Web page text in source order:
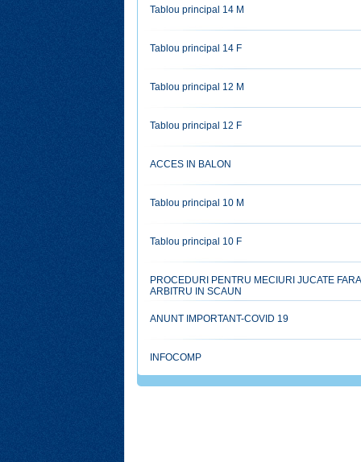
Tablou principal 14 M
Tablou principal 14 F
Tablou principal 12 M
Tablou principal 12 F
ACCES IN BALON
Tablou principal 10 M
Tablou principal 10 F
PROCEDURI PENTRU MECIURI JUCATE FARA
ARBITRU IN SCAUN
ANUNT IMPORTANT-COVID 19
INFOCOMP